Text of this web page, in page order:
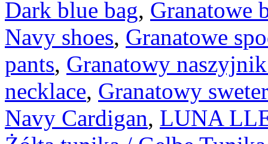
Dark blue bag, Granatowe
Navy shoes, Granatowe
pants, Granatowy
necklace, Granatowy
Navy Cardigan, LUNA